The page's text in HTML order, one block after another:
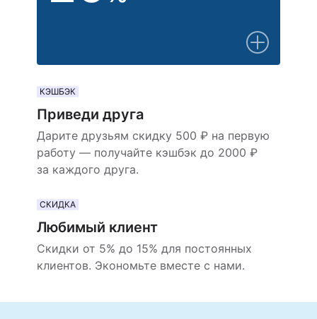
КЭШБЭК
Приведи друга
Дарите друзьям скидку 500 ₽ на первую
работу — получайте кэшбэк до 2000 ₽
за каждого друга.
СКИДКА
Любимый клиент
Скидки от 5% до 15% для постоянных
клиентов. Экономьте вместе с нами.